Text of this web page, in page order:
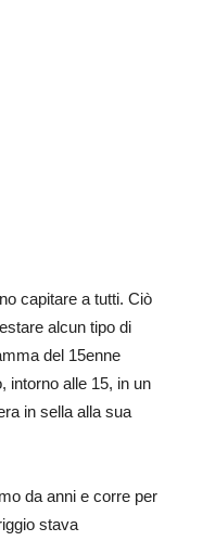
capitare a tutti. Ciò
alcun tipo di
del 15enne
intorno alle 15, in un
in sella alla sua
da anni e corre per
stava